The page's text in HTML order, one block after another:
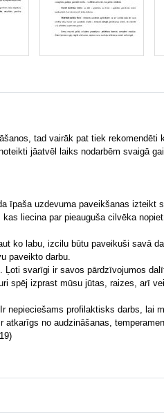
tad vairāk pat tiek rekomendēti
jāatvēl laiks nodarbēm svaigā
īpaša uzdevuma paveikšanas izteikt
liecina par pieauguša cilvēka
ko labu, izcilu būtu paveikuši savā
paveikto darbu.
Ļoti svarīgi ir savos pārdzīvojumos
spēj izprast mūsu jūtas, raizes, arī
nepieciešams profilaktisks darbs, lai
no audzināšanas,